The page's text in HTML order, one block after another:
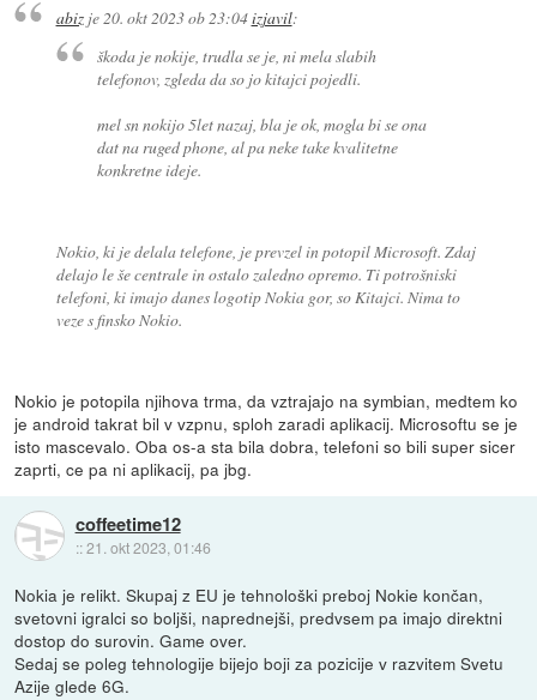
abizje 20. okt 2023 ob 23:04izjavil:
škoda je nokije, trudla se je, ni mela slabih
telefonov, zgleda da so jo kitajci pojedli.
mel sn nokijo 5let nazaj, bla je ok, mogla bi se ona
dat na ruged phone, al pa neke take kvalitetne
konkretne ideje.
Nokio, ki je delala telefone, je prevzel in potopil Microsoft. Zdaj
delajo le še centrale in ostalo zaledno opremo. Ti potrošniski
telefoni, ki imajo danes logotip Nokia gor, so Kitajci. Nima to
veze s finsko Nokio.
Nokio je potopila njihova trma, da vztrajajo na symbian, medtem ko
je android takrat bil v vzpnu, sploh zaradi aplikacij. Microsoftu se je
isto mascevalo. Oba os-a sta bila dobra, telefoni so bili super sicer
zaprti, ce pa ni aplikacij, pa jbg.
coffeetime12
::21. okt 2023, 01:46
Nokia je relikt. Skupaj z EU je tehnološki preboj Nokie končan,
svetovni igralci so boljši, naprednejši, predvsem pa imajo direktni
dostop do surovin. Game over.
Sedaj se poleg tehnologije bijejo boji za pozicije v razvitem Svetu
Azije glede 6G.